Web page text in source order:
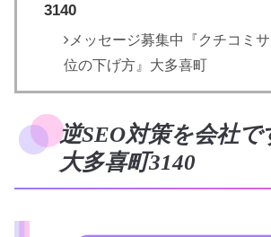
3140
メッセージ募集中『クチコミ
位の下げ方』大多喜町
逆SEO対策を会社で
大多喜町3140